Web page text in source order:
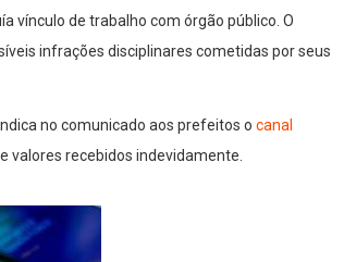
vínculo de trabalho com órgão público. O
infrações disciplinares cometidas por seus
no comunicado aos prefeitos o canal
valores recebidos indevidamente.